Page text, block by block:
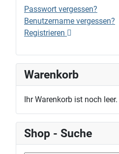
Passwort vergessen?
Benutzername vergessen?
Registrieren
Warenkorb
Ihr Warenkorb ist noch leer.
Shop - Suche